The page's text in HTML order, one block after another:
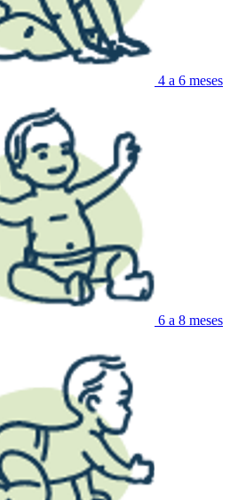
4 a 6 meses
6 a 8 meses